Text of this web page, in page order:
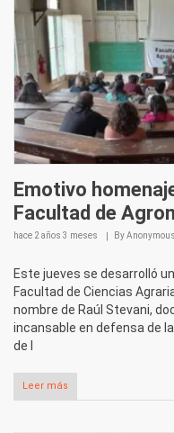
Emotivo
Facultad de
hace 2 años 3 meses By
Este jueves se desarrolló
Facultad de Ciencias
nombre de Raúl Stevani,
incansable en defensa de
de l
Leer más